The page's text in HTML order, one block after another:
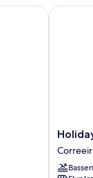
Holiday
Inn
Algarve
Holiday